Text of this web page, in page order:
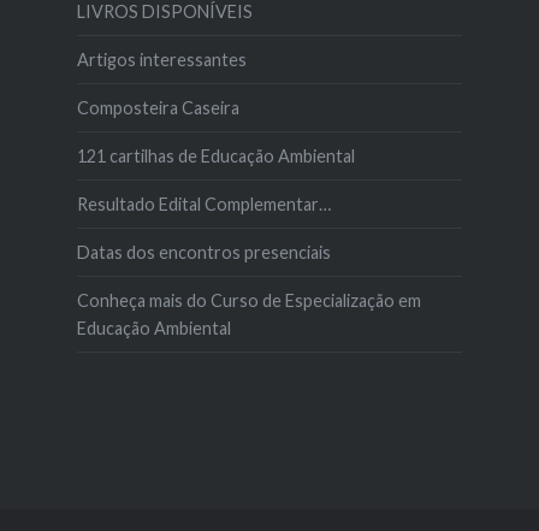
LIVROS DISPONÍVEIS
Artigos interessantes
Composteira Caseira
121 cartilhas de Educação Ambiental
Resultado Edital Complementar…
Datas dos encontros presenciais
Conheça mais do Curso de Especialização em
Educação Ambiental